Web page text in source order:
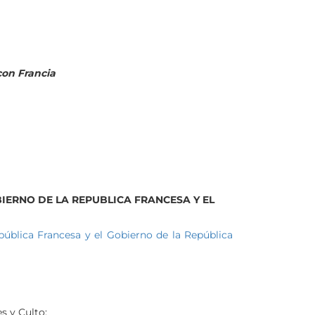
Francia
DE LA REPUBLICA FRANCESA Y EL
Francesa y el Gobierno de la República
y Culto: